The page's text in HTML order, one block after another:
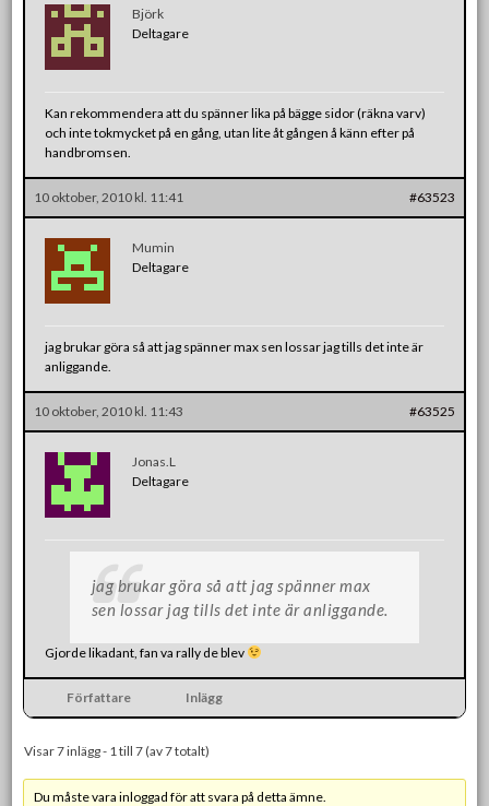
Björk
Deltagare
Kan rekommendera att du spänner lika på bägge sidor (räkna varv)
och inte tokmycket på en gång, utan lite åt gången å känn efter på
handbromsen.
10 oktober, 2010 kl. 11:41 #63523
Mumin
Deltagare
jag brukar göra så att jag spänner max sen lossar jag tills det inte är
anliggande.
10 oktober, 2010 kl. 11:43 #63525
Jonas.L
Deltagare
jag brukar göra så att jag spänner max
sen lossar jag tills det inte är anliggande.
Gjorde likadant, fan va rally de blev
Författare Inlägg
Visar 7 inlägg - 1 till 7 (av 7 totalt)
Du måste vara inloggad för att svara på detta ämne.